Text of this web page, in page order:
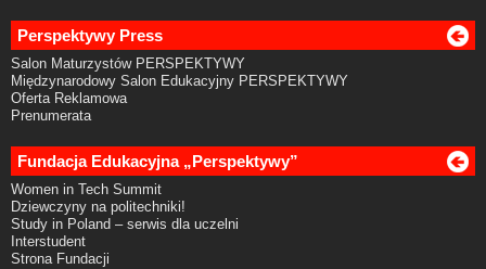
Perspektywy Press
Salon Maturzystów PERSPEKTYWY
Międzynarodowy Salon Edukacyjny PERSPEKTYWY
Oferta Reklamowa
Prenumerata
Fundacja Edukacyjna „Perspektywy”
Women in Tech Summit
Dziewczyny na politechniki!
Study in Poland – serwis dla uczelni
Interstudent
Strona Fundacji